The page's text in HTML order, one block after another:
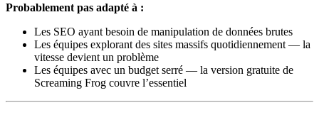
Probablement pas adapté à :
Les SEO ayant besoin de manipulation de données brutes
Les équipes explorant des sites massifs quotidiennement — la
vitesse devient un problème
Les équipes avec un budget serré — la version gratuite de
Screaming Frog couvre l’essentiel